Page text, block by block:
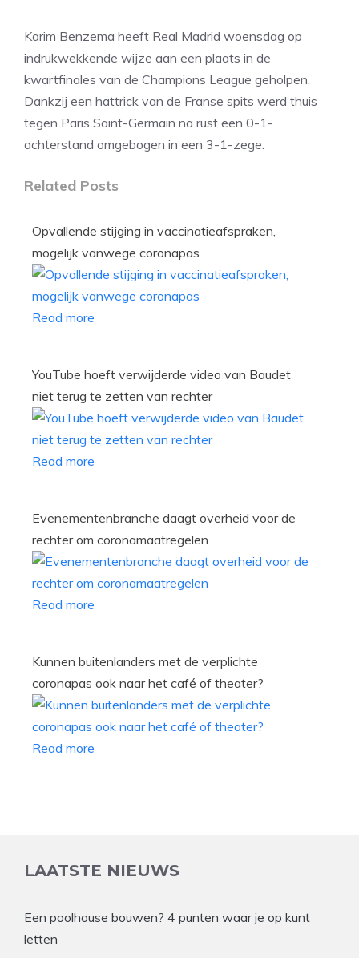
Karim Benzema heeft Real Madrid woensdag op
indrukwekkende wijze aan een plaats in de
kwartfinales van de Champions League geholpen.
Dankzij een hattrick van de Franse spits werd thuis
tegen Paris Saint-Germain na rust een 0-1-
achterstand omgebogen in een 3-1-zege.
Related Posts
Opvallende stijging in vaccinatieafspraken,
mogelijk vanwege coronapas
Read more
YouTube hoeft verwijderde video van Baudet
niet terug te zetten van rechter
Read more
Evenementenbranche daagt overheid voor de
rechter om coronamaatregelen
Read more
Kunnen buitenlanders met de verplichte
coronapas ook naar het café of theater?
Read more
LAATSTE NIEUWS
Een poolhouse bouwen? 4 punten waar je op kunt
letten